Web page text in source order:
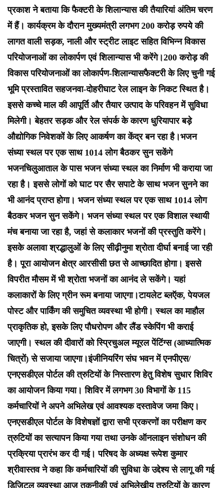
प्रकाश ने बताया कि फैक्टरी के शिलान्यास की तैयारियां अंतिम चरण
में हैं। कार्यक्रम के दौरान मुख्यमंत्री लगभग 200 करोड़ रुपये की
लागत वाली सड़क, नाली और स्ट्रीट लाइट सहित विभिन्न विकास
परियोजनाओं का लोकार्पण एवं शिलान्यास भी करेंगे।200 करोड़ की
विकास परियोजनाओं का लोकार्पण-शिलान्यासफैक्टरी के लिए चुनी गई
भूमि प्रस्तावित सहजनवा-दोहरीघाट रेल लाइन के निकट स्थित है।
इससे कच्चे माल की आपूर्ति और तैयार उत्पाद के परिवहन में सुविधा
मिलेगी। बेहतर सड़क और रेल संपर्क के कारण धुरियापार बड़े
औद्योगिक निवेशकों के लिए आकर्षण का केंद्र बन रहा है।भजन
संध्या स्थल पर एक साथ 1014 लोग बैठकर सुन सकेंगे
भजनचिलुआताल के पास भजन संध्या स्थल का निर्माण भी कराया जा
रहा है। इससे लोगों को घाट पर सैर सपाटे के साथ भजन सुनने का
भी आनंद प्राप्त होगा। भजन संध्या स्थल पर एक साथ 1014 लोग
बैठकर भजन सुन सकेंगे। भजन संध्या स्थल पर एक विशाल स्थायी
मंच बनाया जा रहा है, जहां से कलाकार भजनों की प्रस्तुति करेंगे।
इसके अलावा श्रद्धालुओं के लिए सीढ़ीनुमा श्रोता दीर्घा बनाई जा रही
है। पूरा आयोजन क्षेत्र आरसीसी छत से आच्छादित होगा। इससे
विपरीत मौसम में भी श्रोता भजनों का आनंद ले सकेंगे। यहां
कलाकारों के लिए ग्रीन रूम बनाया जाएगा।टायलेट ब्लऍक, पेयजल
पोस्ट और पार्किंग की समुचित व्यवस्था भी होगी। स्थल का माहौल
प्राकृतिक हो, इसके लिए पौधरोपण और लैंड स्केपिंग भी कराई
जाएगी। स्थल की दीवारों को स्प्रिचुअल म्यूरल पेंटिंग्स (आध्यात्मिक
चित्रों) से सजाया जाएगा।इंजीनियरिंग संघ भवन में एनपीएस/
एनएसडीएल पोर्टल की त्रुटियों के निस्तारण हेतु विशेष सुधार शिविर
का आयोजन किया गया। शिविर में लगभग 30 विभागों के 115
कर्मचारियों ने अपने अभिलेख एवं आवश्यक दस्तावेज जमा किए।
एनएसडीएल पोर्टल के विशेषज्ञों द्वारा सभी प्रकरणों का परीक्षण कर
त्रुटियों का सत्यापन किया गया तथा उनके ऑनलाइन संशोधन की
प्रक्रिया प्रारंभ कर दी गई। परिषद के अध्यक्ष रूपेश कुमार
श्रीवास्तव ने कहा कि कर्मचारियों की सुविधा के उद्देश्य से लागू की गई
डिजिटल व्यवस्था आज तकनीकी एवं अभिलेखीय त्रुटियों के कारण